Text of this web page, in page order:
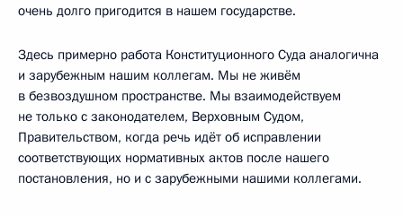
очень долго пригодится в нашем государстве.
Здесь примерно работа Конституционного Суда аналогична
и зарубежным нашим коллегам. Мы не живём
в безвоздушном пространстве. Мы взаимодействуем
не только с законодателем, Верховным Судом,
Правительством, когда речь идёт об исправлении
соответствующих нормативных актов после нашего
постановления, но и с зарубежными нашими коллегами.